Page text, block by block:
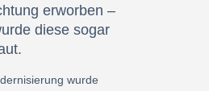
erworben –
diese sogar
wurde